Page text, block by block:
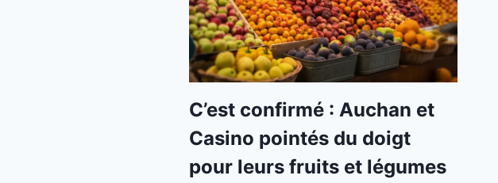
C’est confirmé : Auchan et
Casino pointés du doigt
pour leurs fruits et légumes